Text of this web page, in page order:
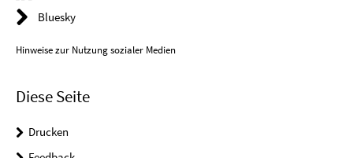
Bluesky
Hinweise zur Nutzung sozialer Medien
Diese Seite
Drucken